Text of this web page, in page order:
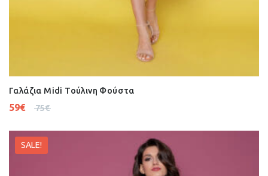
Γαλάζια Midi Τούλινη Φούστα
75€
59€
SALE!